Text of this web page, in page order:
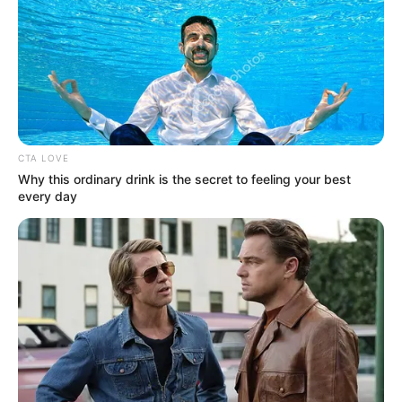
TEMAS RELACIONADOS
NOTICIAS MEDELLÍN
NOTICIAS ANTIOQUIA
ALERTA PAISA
LOS BALSOS
ALCALDÍA DE MEDELLÍN
MOVILIDAD EN MEDELLÍN
DESLIZAMIENTO
LLUVIAS LLUVIAS EN MEDELLÍN
MANTÉNGASE EN ALERTA
Tenemos todas las noticias que le
interesan. Para estar bien informado, por
favor, active las notificaciones de Alerta.
ACTIVAR AHORA
CTA LOVE
Why this ordinary drink is the secret to feeling your best
every day